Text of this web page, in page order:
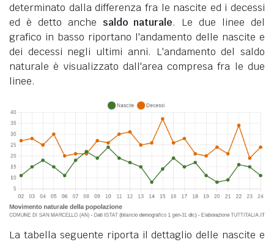
determinato dalla differenza fra le nascite ed i decessi
ed è detto anche saldo naturale. Le due linee del
grafico in basso riportano l'andamento delle nascite e
dei decessi negli ultimi anni. L'andamento del saldo
naturale è visualizzato dall'area compresa fra le due
linee.
La tabella seguente riporta il dettaglio delle nascite e